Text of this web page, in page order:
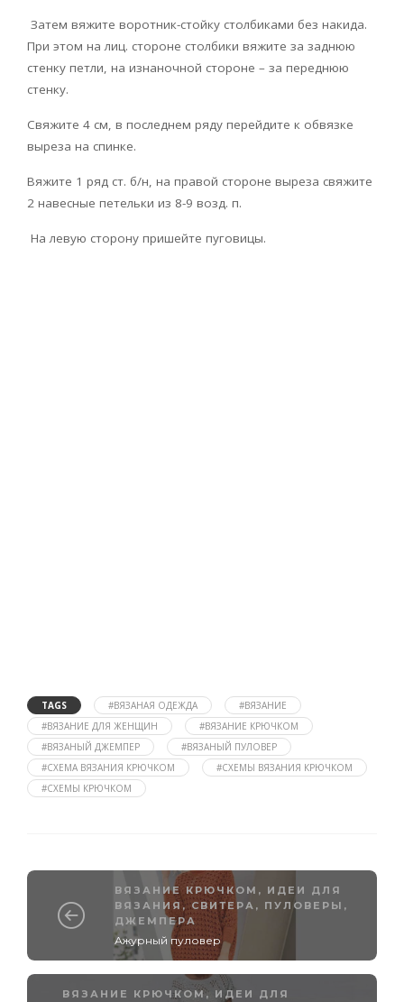
Затем вяжите воротник-стойку столбиками без накида.
При этом на лиц. стороне столбики вяжите за заднюю
стенку петли, на изнаночной стороне – за переднюю
стенку.
Свяжите 4 см, в последнем ряду перейдите к обвязке
выреза на спинке.
Вяжите 1 ряд ст. б/н, на правой стороне выреза свяжите
2 навесные петельки из 8-9 возд. п.
На левую сторону пришейте пуговицы.
TAGS #ВЯЗАНАЯ ОДЕЖДА
#ВЯЗАНИЕ
#ВЯЗАНИЕ ДЛЯ ЖЕНЩИН
#ВЯЗАНИЕ КРЮЧКОМ
#ВЯЗАНЫЙ ДЖЕМПЕР
#ВЯЗАНЫЙ ПУЛОВЕР
#СХЕМА ВЯЗАНИЯ КРЮЧКОМ
#СХЕМЫ ВЯЗАНИЯ КРЮЧКОМ
#СХЕМЫ КРЮЧКОМ
ВЯЗАНИЕ КРЮЧКОМ , ИДЕИ ДЛЯ
ВЯЗАНИЯ ,СВИТЕРА, ПУЛОВЕРЫ,
ДЖЕМПЕРА
Ажурный пуловер
ВЯЗАНИЕ КРЮЧКОМ , ИДЕИ ДЛЯ